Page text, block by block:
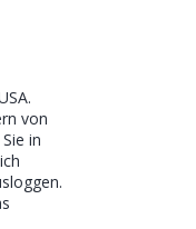
von
in